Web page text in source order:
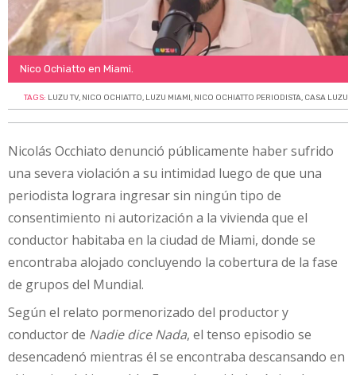
Nico Ochiatto en Miami.
TAGS: LUZU TV, NICO OCHIATTO, LUZU MIAMI , NICO OCHIATTO PERIODISTA, CASA LUZU
Nicolás Occhiato denunció públicamente haber sufrido
una severa violación a su intimidad luego de que una
periodista lograra ingresar sin ningún tipo de
consentimiento ni autorización a la vivienda que el
conductor habitaba en la ciudad de Miami, donde se
encontraba alojado concluyendo la cobertura de la fase
de grupos del Mundial.
Según el relato pormenorizado del productor y
conductor de Nadie dice Nada, el tenso episodio se
desencadenó mientras él se encontraba descansando en